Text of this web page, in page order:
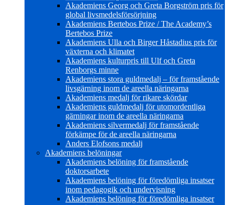
Akademiens Georg och Greta Borgström pris för
global livsmedelsförsörjning
Akademiens Bertebos Prize / The Academy’s
Bertebos Prize
Akademiens Ulla och Birger Håstadius pris för
växterna och klimatet
Akademiens kulturpris till Ulf och Greta
Renborgs minne
Akademiens stora guldmedalj – för framstående
livsgärning inom de areella näringarna
Akademiens medalj för rikare skördar
Akademiens guldmedalj för utomordentliga
gärningar inom de areella näringarna
Akademiens silvermedalj för framstående
förkämpe för de areella näringarna
Anders Elofsons medalj
Akademiens belöningar
Akademiens belöning för framstående
doktorsarbete
Akademiens belöning för föredömliga insatser
inom pedagogik och undervisning
Akademiens belöning för föredömliga insatser